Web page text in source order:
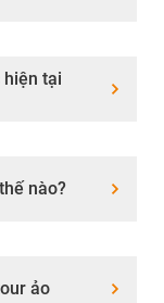
tại
nào?
ảo